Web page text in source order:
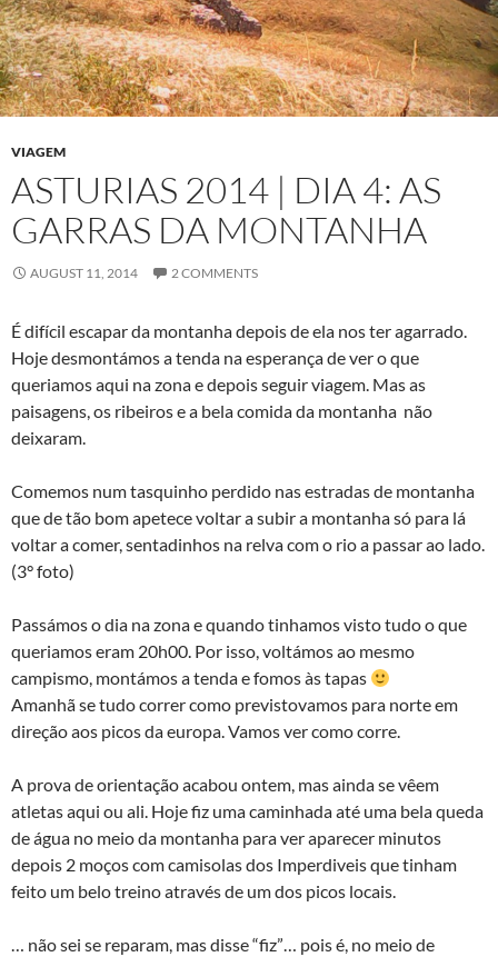
VIAGEM
ASTURIAS 2014 | DIA 4: AS
GARRAS DA MONTANHA
AUGUST 11, 2014 2 COMMENTS
É difícil escapar da montanha depois de ela nos ter agarrado.
Hoje desmontámos a tenda na esperança de ver o que
queriamos aqui na zona e depois seguir viagem. Mas as
paisagens, os ribeiros e a bela comida da montanha não
deixaram.
Comemos num tasquinho perdido nas estradas de montanha
que de tão bom apetece voltar a subir a montanha só para lá
voltar a comer, sentadinhos na relva com o rio a passar ao lado.
(3° foto)
Passámos o dia na zona e quando tinhamos visto tudo o que
queriamos eram 20h00. Por isso, voltámos ao mesmo
campismo, montámos a tenda e fomos às tapas
Amanhã se tudo correr como previstovamos para norte em
direção aos picos da europa. Vamos ver como corre.
A prova de orientação acabou ontem, mas ainda se vêem
atletas aqui ou ali. Hoje fiz uma caminhada até uma bela queda
de água no meio da montanha para ver aparecer minutos
depois 2 moços com camisolas dos Imperdiveis que tinham
feito um belo treino através de um dos picos locais.
… não sei se reparam, mas disse “fiz”… pois é, no meio de